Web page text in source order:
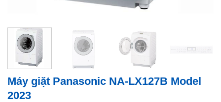
Máy giặt Panasonic NA-LX127B Model
2023